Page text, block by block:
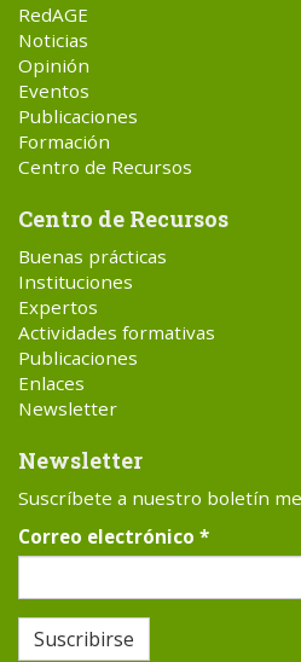
RedAGE
Noticias
Opinión
Eventos
Publicaciones
Formación
Centro de Recursos
Centro de Recursos
Buenas prácticas
Instituciones
Expertos
Actividades formativas
Publicaciones
Enlaces
Newsletter
Newsletter
Suscríbete a nuestro boletín
Correo electrónico *
Suscribirse